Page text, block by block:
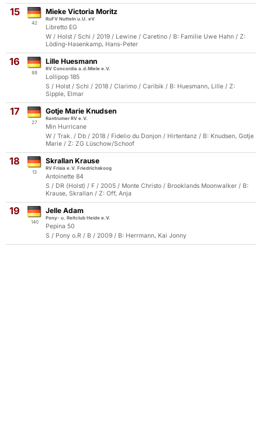
15
42
Mieke Victoria Moritz
RuFV Nutteln u.U. eV
Libretto EG
W / Holst / Schi / 2019 / Lewine / Caretino / B: Familie Uwe Hahn / Z:
Löding-Hasenkamp, Hans-Peter
16
88
Lille Huesmann
RV Concordia a.d.Miele e.V.
Lollipop 185
S / Holst / Schi / 2018 / Clarimo / Caribik / B: Huesmann, Lille / Z:
Sipple, Elmar
17
27
Gotje Marie Knudsen
Rantrumer RV e.V.
Min Hurricane
W / Trak. / Db / 2018 / Fidelio du Donjon / Hirtentanz / B: Knudsen, Gotje
Marie / Z: ZG Lüschow/Schoof
18
13
Skrallan Krause
RV Frisia e.V. Friedrichskoog
Antoinette 84
S / DR (Holst) / F / 2005 / Monte Christo / Brooklands Moonwalker / B:
Krause, Skrallan / Z: Off, Anja
19
140
Jelle Adam
Pony- u. Reitclub Heide e.V.
Pepina 50
S / Pony o.R / B / 2009 / B: Herrmann, Kai Jonny